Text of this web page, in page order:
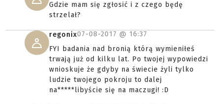
Gdzie mam się zgłosić i z czego będę
strzelał?
regonix07-08-2017 @ 16:37
FYI badania nad bronią którą wymieniłeś
trwają już od kilku lat. Po twojej wypowiedzi
wnioskuje że gdyby na świecie żyli tylko
ludzie twojego pokroju to dalej
na*****libyście się na maczugi! :D